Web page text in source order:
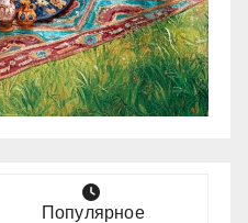
Популярное